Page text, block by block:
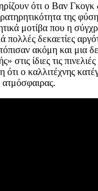
ότι ο Βαν Γκογκ
της
μοτίβα που η
πολλές δεκαετίες
ακόμη και μια
στις ίδιες τις
ότι ο καλλιτέχνης
ατμόσφαιρας.